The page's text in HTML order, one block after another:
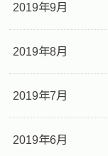
2019年9月
2019年8月
2019年7月
2019年6月